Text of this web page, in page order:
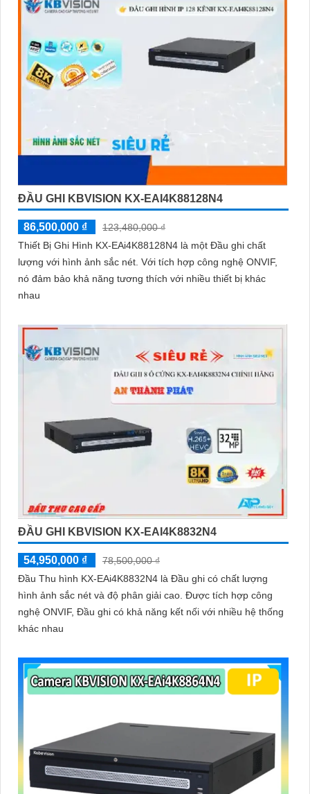
ĐẦU GHI KBVISION KX-EAI4K88128N4
86,500,000 ₫
123,480,000 ₫
Thiết Bị Ghi Hình KX-EAi4K88128N4 là một Đầu ghi chất
lượng với hình ảnh sắc nét. Với tích hợp công nghệ ONVIF,
nó đảm bảo khả năng tương thích với nhiều thiết bị khác
nhau
ĐẦU GHI KBVISION KX-EAI4K8832N4
54,950,000 ₫
78,500,000 ₫
Đầu Thu hình KX-EAi4K8832N4 là Đầu ghi có chất lượng
hình ảnh sắc nét và độ phân giải cao. Được tích hợp công
nghệ ONVIF, Đầu ghi có khả năng kết nối với nhiều hệ thống
khác nhau